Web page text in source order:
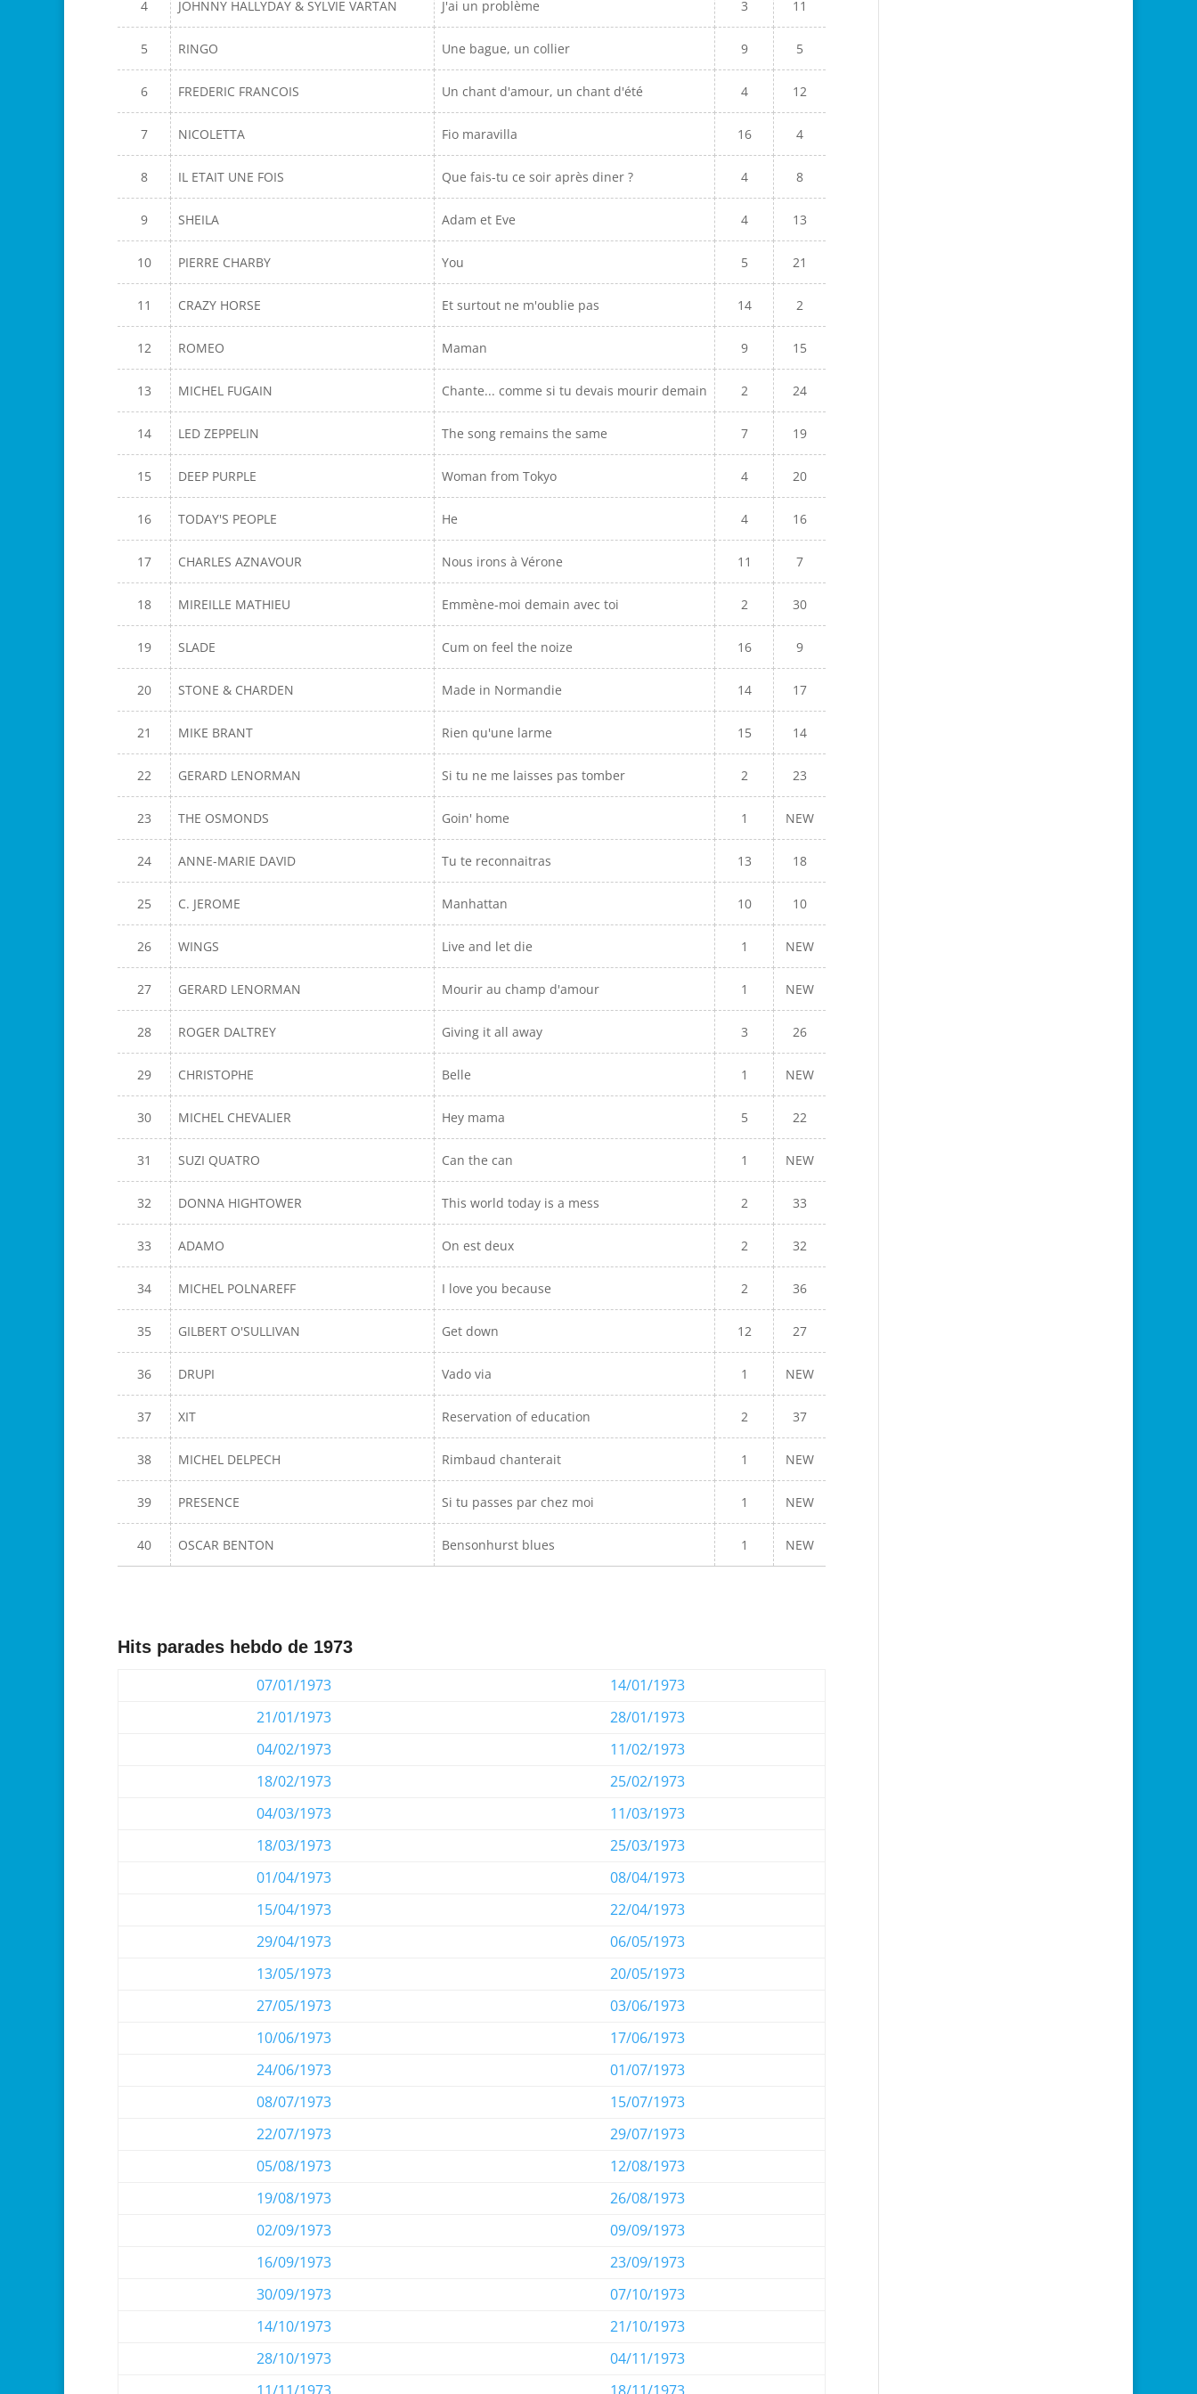
4 JOHNNY HALLYDAY & SYLVIE VARTAN J'ai un problème 3 11
5 RINGO Une bague, un collier 9 5
6 FREDERIC FRANCOIS Un chant d'amour, un chant d'été 4 12
7 NICOLETTA Fio maravilla 16 4
8 IL ETAIT UNE FOIS Que fais-tu ce soir après diner ? 4 8
9 SHEILA Adam et Eve 4 13
10 PIERRE CHARBY You 5 21
11 CRAZY HORSE Et surtout ne m'oublie pas 14 2
12 ROMEO Maman 9 15
13 MICHEL FUGAIN Chante... comme si tu devais mourir demain 2 24
14 LED ZEPPELIN The song remains the same 7 19
15 DEEP PURPLE Woman from Tokyo 4 20
16 TODAY'S PEOPLE He 4 16
17 CHARLES AZNAVOUR Nous irons à Vérone 11 7
18 MIREILLE MATHIEU Emmène-moi demain avec toi 2 30
19 SLADE Cum on feel the noize 16 9
20 STONE & CHARDEN Made in Normandie 14 17
21 MIKE BRANT Rien qu'une larme 15 14
22 GERARD LENORMAN Si tu ne me laisses pas tomber 2 23
23 THE OSMONDS Goin' home 1 NEW
24 ANNE-MARIE DAVID Tu te reconnaitras 13 18
25 C. JEROME Manhattan 10 10
26 WINGS Live and let die 1 NEW
27 GERARD LENORMAN Mourir au champ d'amour 1 NEW
28 ROGER DALTREY Giving it all away 3 26
29 CHRISTOPHE Belle 1 NEW
30 MICHEL CHEVALIER Hey mama 5 22
31 SUZI QUATRO Can the can 1 NEW
32 DONNA HIGHTOWER This world today is a mess 2 33
33 ADAMO On est deux 2 32
34 MICHEL POLNAREFF I love you because 2 36
35 GILBERT O'SULLIVAN Get down 12 27
36 DRUPI Vado via 1 NEW
37 XIT Reservation of education 2 37
38 MICHEL DELPECH Rimbaud chanterait 1 NEW
39 PRESENCE Si tu passes par chez moi 1 NEW
40 OSCAR BENTON Bensonhurst blues 1 NEW
Hits parades hebdo de 1973
07/01/1973
14/01/1973
21/01/1973
28/01/1973
04/02/1973
11/02/1973
18/02/1973
25/02/1973
04/03/1973
11/03/1973
18/03/1973
25/03/1973
01/04/1973
08/04/1973
15/04/1973
22/04/1973
29/04/1973
06/05/1973
13/05/1973
20/05/1973
27/05/1973
03/06/1973
10/06/1973
17/06/1973
24/06/1973
01/07/1973
08/07/1973
15/07/1973
22/07/1973
29/07/1973
05/08/1973
12/08/1973
19/08/1973
26/08/1973
02/09/1973
09/09/1973
16/09/1973
23/09/1973
30/09/1973
07/10/1973
14/10/1973
21/10/1973
28/10/1973
04/11/1973